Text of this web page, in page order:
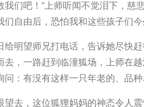
我们吧！”上师听闻不觉泪下，慈
们自由后，恐怕我和这些孩子们
给明望师兄打电话，告诉她尽快
去，一路赶到临潼狐场，上师在
问：有没有这样一只年老的、品
望去，这位狐狸妈妈的神态令人